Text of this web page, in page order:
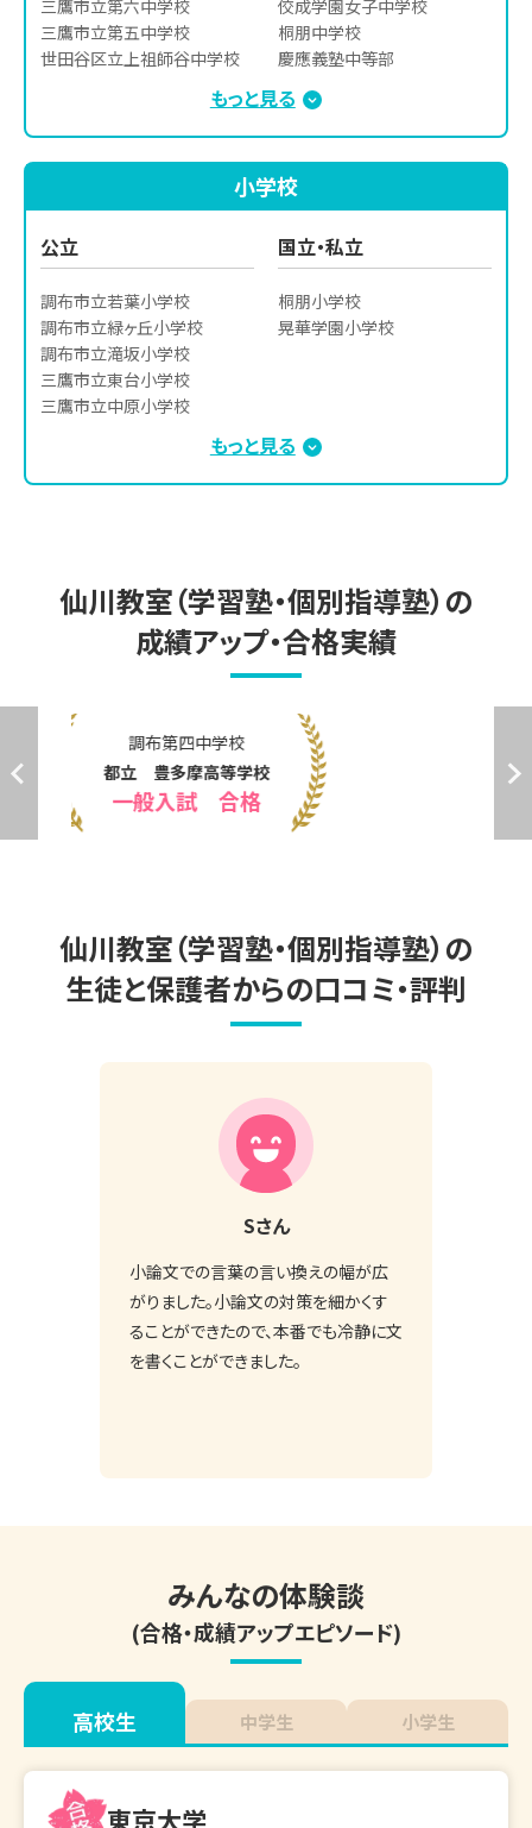
目黒日本大学高等学校
三鷹市立第六中学校
三鷹市立第五中学校
世田谷区立上祖師谷中学校
狛江市立狛江第一中学校
狛江市立狛江第四中学校
佼成学園女子中学校
桐朋中学校
慶應義塾中等部
成城中学校
成城学園中学校
日本工業大学駒場中学校
開智日本橋学園中学校
もっと見る
小学校
公立
調布市立若葉小学校
調布市立緑ヶ丘小学校
調布市立滝坂小学校
三鷹市立東台小学校
三鷹市立中原小学校
国立・私立
桐朋小学校
晃華学園小学校
もっと見る
仙川教室（学習塾・個別指導塾）の
成績アップ・合格実績
私立 晃華学園高等学校
北里大学 獣医学部
総合型選抜　合格
仙川教室（学習塾・個別指導塾）の
生徒と保護者からの口コミ・評判
Sさん
小論文での言葉の言い換えの幅が広
がりました。小論文の対策を細かくす
ることができたので、本番でも冷静に文
を書くことができました。
みんなの体験談
(合格・成績アップエピソード)
高校生 中学生 小学生
東京大学